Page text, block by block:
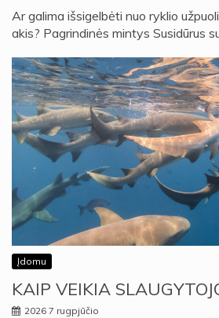
Ar galima išsigelbėti nuo ryklio
akis? Pagrindinės mintys Susidūrus
Įdomu
KAIP VEIKIA
2026 7 rugpjūčio